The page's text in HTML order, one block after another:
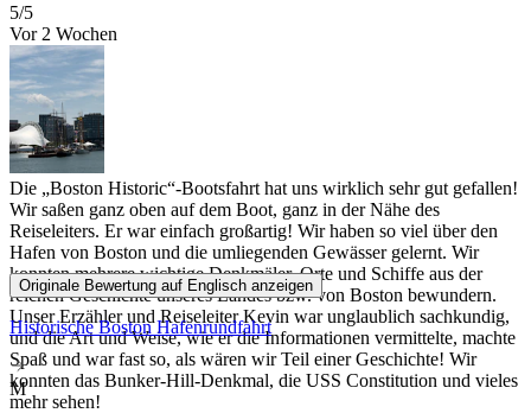
5/5
Vor 2 Wochen
Die „Boston Historic“-Bootsfahrt hat uns wirklich sehr gut gefallen!
Wir saßen ganz oben auf dem Boot, ganz in der Nähe des
Reiseleiters. Er war einfach großartig! Wir haben so viel über den
Hafen von Boston und die umliegenden Gewässer gelernt. Wir
konnten mehrere wichtige Denkmäler, Orte und Schiffe aus der
reichen Geschichte unseres Landes bzw. von Boston bewundern.
Unser Erzähler und Reiseleiter Kevin war unglaublich sachkundig,
und die Art und Weise, wie er die Informationen vermittelte, machte
Spaß und war fast so, als wären wir Teil einer Geschichte! Wir
konnten das Bunker-Hill-Denkmal, die USS Constitution und vieles
mehr sehen!
Originale Bewertung auf Englisch anzeigen
Historische Boston Hafenrundfahrt
M